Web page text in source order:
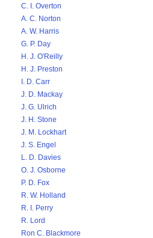
C. I. Overton
A. C. Norton
A. W. Harris
G. P. Day
H. J. O'Reilly
H. J. Preston
I. D. Carr
J. D. Mackay
J. G. Ulrich
J. H. Stone
J. M. Lockhart
J. S. Engel
L. D. Davies
O. J. Osborne
P. D. Fox
R. W. Holland
R. I. Perry
R. Lord
Ron C. Blackmore